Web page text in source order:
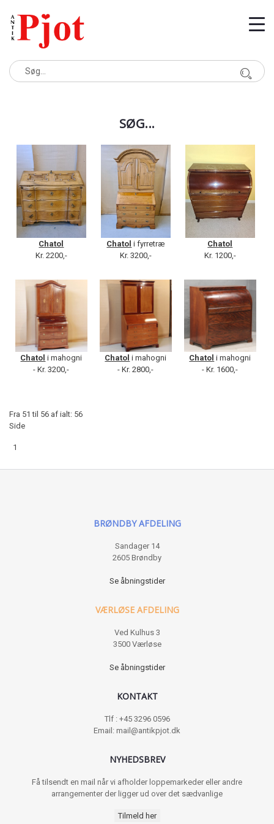
SØG...
Chatol
Kr. 2200,-
Chatol i fyrretræ
Kr. 3200,-
Chatol
Kr. 1200,-
Chatol i mahogni
- Kr. 3200,-
Chatol i mahogni
- Kr. 2800,-
Chatol i mahogni
- Kr. 1600,-
Fra 51 til 56 af ialt: 56
Side
1
BRØNDBY AFDELING
Sandager 14
2605 Brøndby
Se åbningstider
VÆRLØSE AFDELING
Ved Kulhus 3
3500 Værløse
Se åbningstider
KONTAKT
Tlf : +45 3296 0596
Email: mail@antikpjot.dk
NYHEDSBREV
Få tilsendt en mail når vi afholder loppemarkeder eller andre
arrangementer der ligger ud over det sædvanlige
Tilmeld her